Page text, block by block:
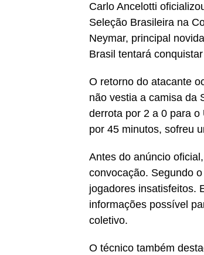
Carlo Ancelotti
Seleção Brasileira na
Neymar, principal
Brasil tentará
O retorno do atacante
não vestia a camisa da
derrota por 2 a 0 para
por 45 minutos, sofreu
Antes do anúncio
convocação. Segundo
jogadores insatisfeitos.
informações possível
coletivo.
O técnico também